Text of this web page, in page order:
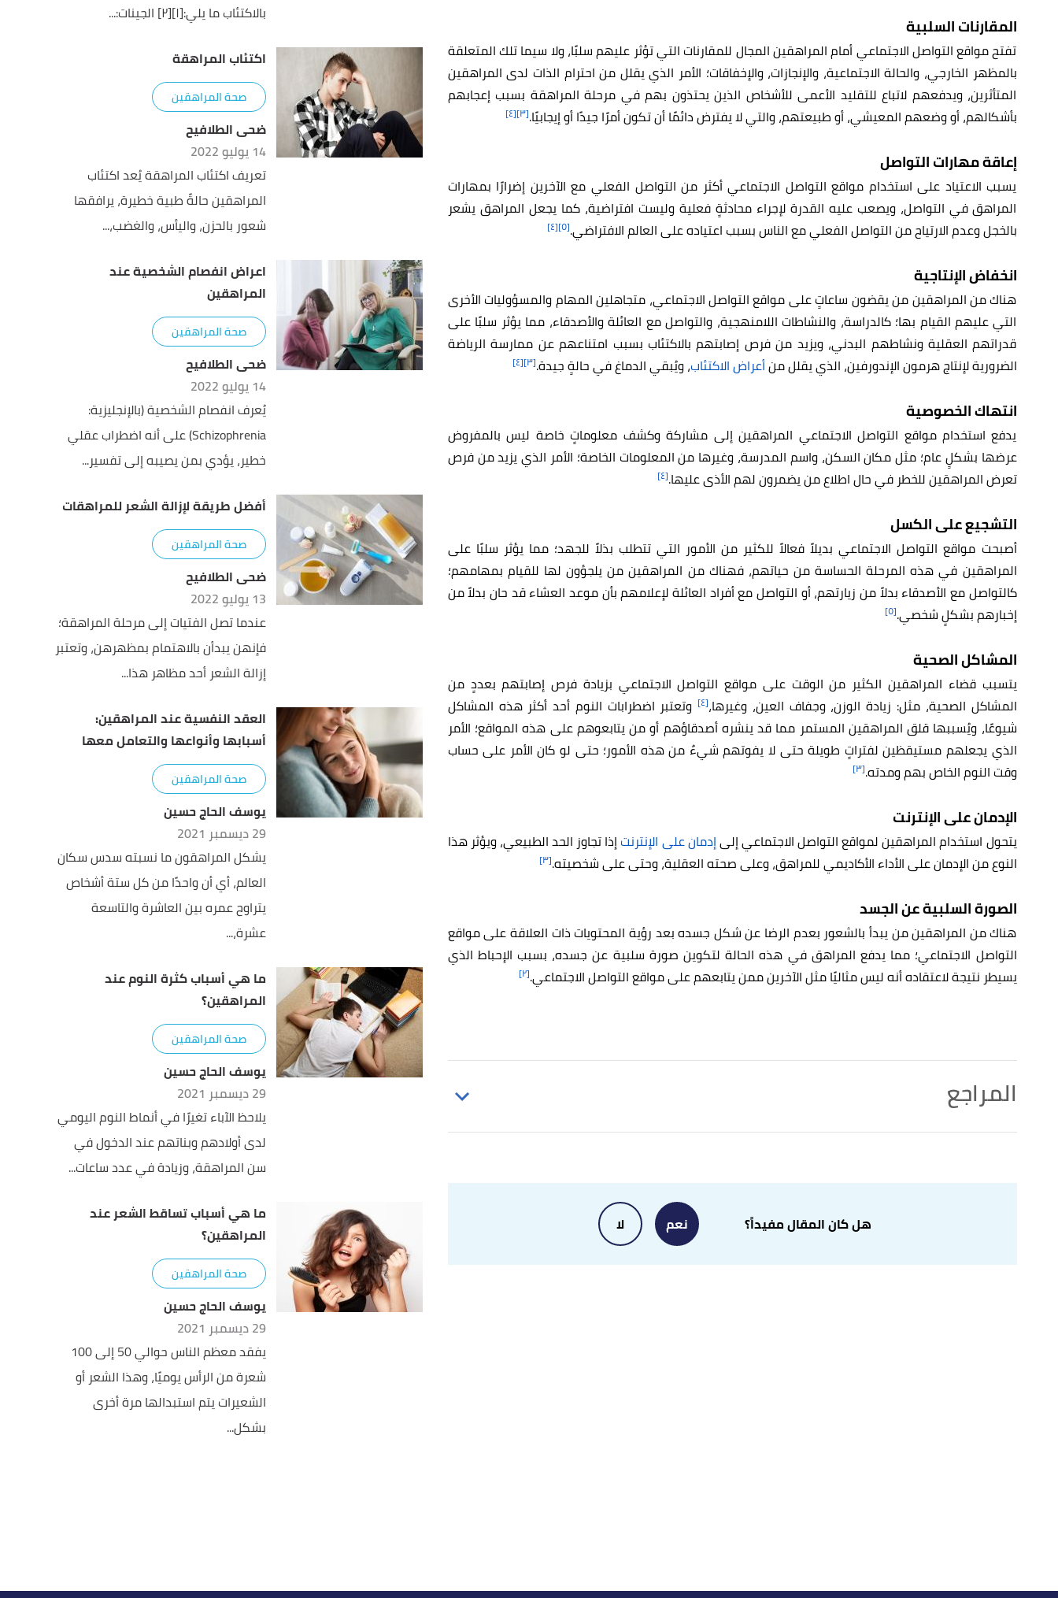
المقارنات السلبية
تفتح مواقع التواصل الاجتماعي أمام المراهقين المجال للمقارنات التي تؤثر عليهم سلبًا، ولا سيما تلك المتعلقة
بالمظهر الخارجي، والحالة الاجتماعية، والإنجازات، والإخفاقات؛ الأمر الذي يقلل من احترام الذات لدى المراهقين
المتأثرين، ويدفعهم لاتباع للتقليد الأعمى للأشخاص الذين يحتذون بهم في مرحلة المراهقة بسبب إعجابهم
بأشكالهم، أو وضعهم المعيشي، أو طبيعتهم، والتي لا يفترض دائمًا أن تكون أمرًا جيدًا أو إيجابيًا.[٣] [٤]
إعاقة مهارات التواصل
يسبب الاعتياد على استخدام مواقع التواصل الاجتماعي أكثر من التواصل الفعلي مع الآخرين إضرارًا بمهارات
المراهق في التواصل، ويصعب عليه القدرة لإجراء محادثةٍ فعلية وليست افتراضية، كما يجعل المراهق يشعر
بالخجل وعدم الارتياح من التواصل الفعلي مع الناس بسبب اعتياده على العالم الافتراضي.[٥] [٤]
انخفاض الإنتاجية
هناك من المراهقين من يقضون ساعاتٍ على مواقع التواصل الاجتماعي، متجاهلين المهام والمسؤوليات الأخرى
التي عليهم القيام بها؛ كالدراسة، والنشاطات اللامنهجية، والتواصل مع العائلة والأصدقاء، مما يؤثر سلبًا على
قدراتهم العقلية ونشاطهم البدني، ويزيد من فرص إصابتهم بالاكتئاب بسبب امتناعهم عن ممارسة الرياضة
الضرورية لإنتاج هرمون الإندورفين، الذي يقلل منأعراض الاكتئاب، ويُبقي الدماغ في حالةٍ جيدة.[٣] [٤]
انتهاك الخصوصية
يدفع استخدام مواقع التواصل الاجتماعي المراهقين إلى مشاركة وكشف معلوماتٍ خاصة ليس بالمفروض
عرضها بشكلٍ عام؛ مثل مكان السكن، واسم المدرسة، وغيرها من المعلومات الخاصة؛ الأمر الذي يزيد من فرص
تعرض المراهقين للخطر في حال اطلاع من يضمرون لهم الأذى عليها.[٤]
التشجيع على الكسل
أصبحت مواقع التواصل الاجتماعي بديلاً فعالاً للكثير من الأمور التي تتطلب بذلاً للجهد؛ مما يؤثر سلبًا على
المراهقين في هذه المرحلة الحساسة من حياتهم، فهناك من المراهقين من يلجؤون لها للقيام بمهامهم؛
كالتواصل مع الأصدقاء بدلاً من زيارتهم، أو التواصل مع أفراد العائلة لإعلامهم بأن موعد العشاء قد حان بدلاً من
إخبارهم بشكلٍ شخصي.[٥]
المشاكل الصحية
يتسبب قضاء المراهقين الكثير من الوقت على مواقع التواصل الاجتماعي بزيادة فرص إصابتهم بعددٍ من
المشاكل الصحية، مثل: زيادة الوزن، وجفاف العين، وغيرها،[٤]
وتعتبر اضطرابات النوم أحد أكثر هذه المشاكل
شيوعًا، ويُسببها قلق المراهقين المستمر مما قد ينشره أصدقاؤهم أو من يتابعوهم على هذه المواقع؛ الأمر
الذي يجعلهم مستيقظين لفتراتٍ طويلة حتى لا يفوتهم شيءٌ من هذه الأمور؛ حتى لو كان الأمر على حساب
وقت النوم الخاص بهم ومدته.[٣]
الإدمان على الإنترنت
يتحول استخدام المراهقين لمواقع التواصل الاجتماعي إلىإدمان على الإنترنتإذا تجاوز الحد الطبيعي، ويؤثر هذا
النوع من الإدمان على الأداء الأكاديمي للمراهق، وعلى صحته العقلية، وحتى على شخصيته.[٣]
الصورة السلبية عن الجسد
هناك من المراهقين من يبدأ بالشعور بعدم الرضا عن شكل جسده بعد رؤية المحتويات ذات العلاقة على مواقع
التواصل الاجتماعي؛ مما يدفع المراهق في هذه الحالة لتكوين صورة سلبية عن جسده، بسبب الإحباط الذي
يسيطر نتيجة لاعتقاده أنه ليس مثاليًا مثل الآخرين ممن يتابعهم على مواقع التواصل الاجتماعي.[٢]
المراجع
"How does social media affect teenagers? Understanding the mental health impact — and
why it's not all bad",insider, Retrieved 29/6/2022. Edited.هل كان المقال مفيداً؟ نعم لا
بالاكتئاب ما يلي:[١][٢] الجينات:...
اكتئاب المراهقة
صحة المراهقين
ضحى الطلافيح
14 يوليو 2022
تعريف اكتئاب المراهقة يُعد اكتئاب
المراهقين حالةً طبية خطيرة، يرافقها
شعور بالحزن، واليأس، والغضب،...
اعراض انفصام الشخصية عند
المراهقين
صحة المراهقين
ضحى الطلافيح
14 يوليو 2022
يُعرف انفصام الشخصية (بالإنجليزية:
Schizophrenia) على أنه اضطراب عقلي
خطير، يؤدي بمن يصيبه إلى تفسير...
أفضل طريقة لإزالة الشعر للمراهقات
صحة المراهقين
ضحى الطلافيح
13 يوليو 2022
عندما تصل الفتيات إلى مرحلة المراهقة؛
فإنهن يبدأن بالاهتمام بمظهرهن، وتعتبر
إزالة الشعر أحد مظاهر هذا...
العقد النفسية عند المراهقين:
أسبابها وأنواعها والتعامل معها
صحة المراهقين
يوسف الحاج حسين
29 ديسمبر 2021
يشكل المراهقون ما نسبته سدس سكان
العالم، أي أن واحدًا من كل ستة أشخاص
يتراوح عمره بين العاشرة والتاسعة
عشرة،...
ما هي أسباب كثرة النوم عند
المراهقين؟
صحة المراهقين
يوسف الحاج حسين
29 ديسمبر 2021
يلاحظ الآباء تغيرًا في أنماط النوم اليومي
لدى أولادهم وبناتهم عند الدخول في
سن المراهقة، وزيادة في عدد ساعات...
ما هي أسباب تساقط الشعر عند
المراهقين؟
صحة المراهقين
يوسف الحاج حسين
29 ديسمبر 2021
يفقد معظم الناس حوالي 50 إلى 100
شعرة من الرأس يوميًا، وهذا الشعر أو
الشعيرات يتم استبدالها مرة أخرى
بشكل...